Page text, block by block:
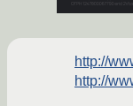
http://
http://